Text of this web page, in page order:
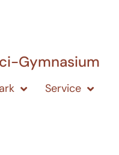
Gymnasium
Service